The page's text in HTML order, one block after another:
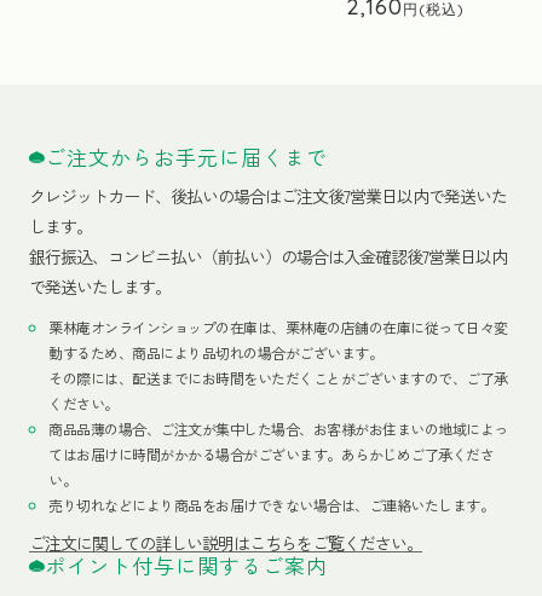
2,160
ご注文からお手元に届くまで
クレジットカード、 後払いの場合はご注文後7営業日以内で発送いた
します。
銀行振込、コンビニ払い（前払い）の場合は入金確認後7営業日以内
で発送いたします。
栗林庵オンラインショップの在庫は、栗林庵の店舗の在庫に従って日々変
動するため、商品により品切れの場合がございます。
その際には、配送までにお時間をいただくことがございますので、ご了承
ください。
商品品薄の場合、ご注文が集中した場合、お客様がお住まいの地域によっ
てはお届けに時間がかかる場合がございます。あらかじめご了承くださ
い。
売り切れなどにより商品をお届けできない場合は、ご連絡いたします。
ご注文に関しての詳しい説明はこちらをご覧ください。
ポイント付与に関するご案内